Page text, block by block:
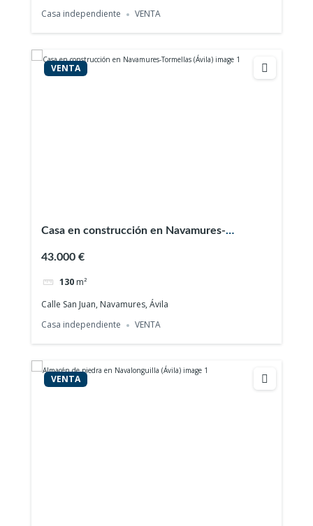
Casa independiente
VENTA
VENTA
Casa en construcción en Navamures-
43.000 €
130 m²
Calle San Juan, Navamures, Ávila
Casa independiente
VENTA
VENTA